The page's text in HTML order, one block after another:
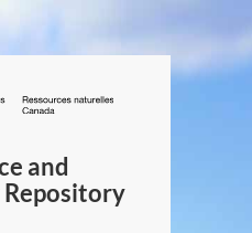
/
Canada
and